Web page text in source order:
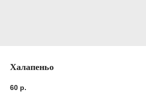
Халапеньо
60 р.